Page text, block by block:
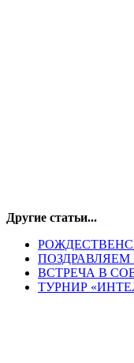
Другие статьи...
ВСТРЕЧА В
ТУРНИР